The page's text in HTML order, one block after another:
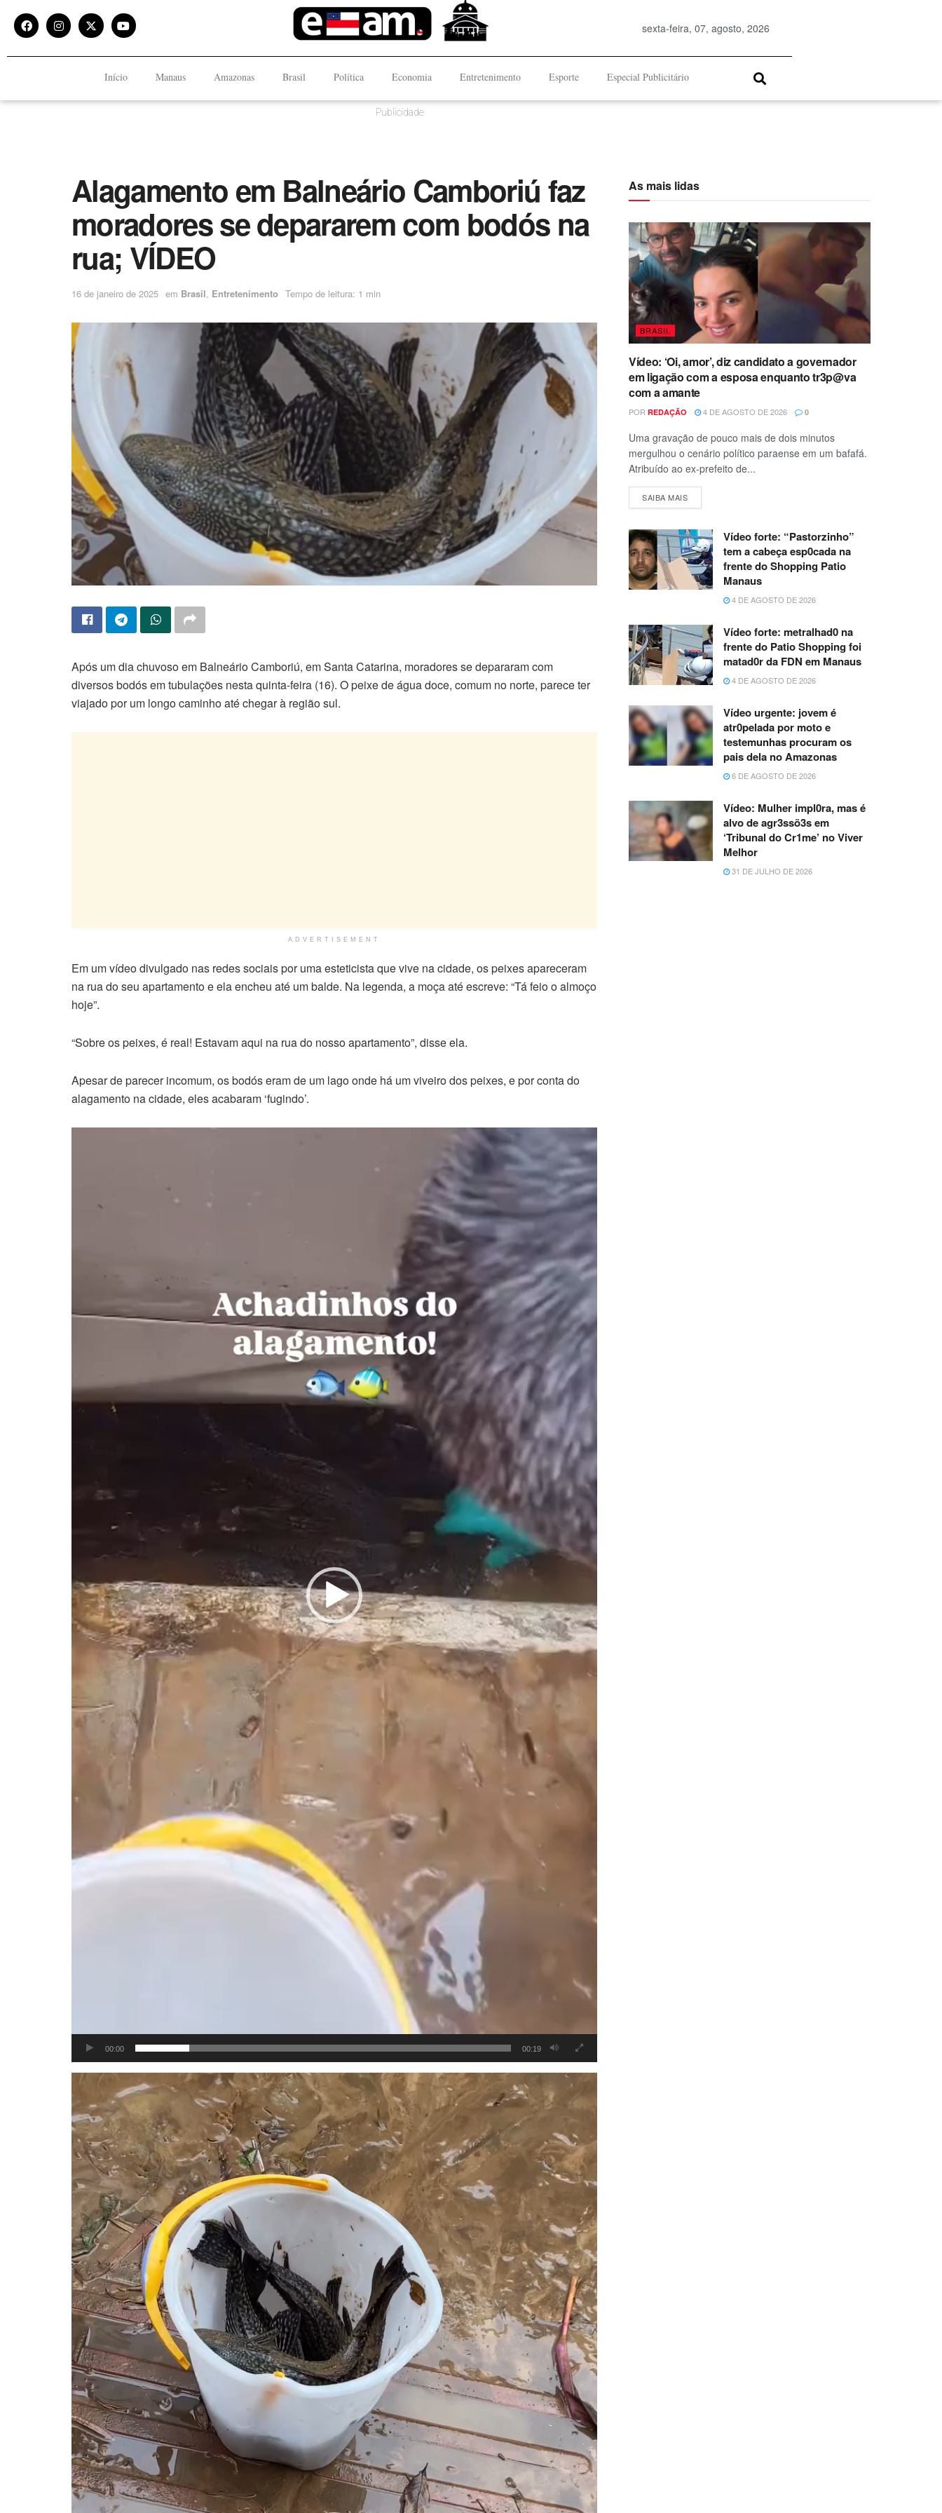
sexta-feira, 07, agosto, 2026
Início Manaus Amazonas Brasil Política Economia Entretenimento Esporte Especial Publicitário
Publicidade
Alagamento em Balneário Camboriú faz
moradores se depararem com bodós na
rua; VÍDEO
16 de janeiro de 2025 em Brasil, Entretenimento Tempo de leitura: 1 min
Após um dia chuvoso em Balneário Camboriú, em Santa Catarina, moradores se depararam com
diversos bodós em tubulações nesta quinta-feira (16). O peixe de água doce, comum no norte, parece ter
viajado por um longo caminho até chegar à região sul.
ADVERTISEMENT
Em um vídeo divulgado nas redes sociais por uma esteticista que vive na cidade, os peixes apareceram
na rua do seu apartamento e ela encheu até um balde. Na legenda, a moça até escreve: “Tá feio o almoço
hoje”.
“Sobre os peixes, é real! Estavam aqui na rua do nosso apartamento”, disse ela.
Apesar de parecer incomum, os bodós eram de um lago onde há um viveiro dos peixes, e por conta do
alagamento na cidade, eles acabaram ‘fugindo’.
00:00 00:19
Tocador
de
vídeo
As mais lidas
BRASIL
Vídeo: ‘Oi, amor’, diz candidato a governador
em ligação com a esposa enquanto tr3p@va
com a amante
POR REDAÇÃO 4 DE AGOSTO DE 2026 0
Uma gravação de pouco mais de dois minutos
mergulhou o cenário político paraense em um bafafá.
Atribuído ao ex-prefeito de...
SAIBA MAIS
Vídeo forte: “Pastorzinho”
tem a cabeça esp0cada na
frente do Shopping Patio
Manaus
4 DE AGOSTO DE 2026
Vídeo forte: metralhad0 na
frente do Patio Shopping foi
matad0r da FDN em Manaus
4 DE AGOSTO DE 2026
Vídeo urgente: jovem é
atr0pelada por moto e
testemunhas procuram os
pais dela no Amazonas
6 DE AGOSTO DE 2026
Vídeo: Mulher impl0ra, mas é
alvo de agr3ssõ3s em
‘Tribunal do Cr1me’ no Viver
Melhor
31 DE JULHO DE 2026